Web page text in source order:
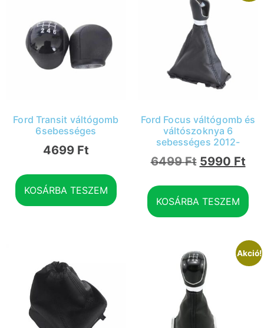
Ford Transit váltógomb
6sebességes
4699 Ft
KOSÁRBA TESZEM
Ford Focus váltógomb és
váltószoknya 6
sebességes 2012-
6499Ft 5990 Ft
KOSÁRBA TESZEM
Akció!